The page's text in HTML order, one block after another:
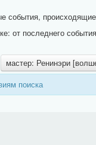
события,
от последнего
мастер: Ренинэри
поиска